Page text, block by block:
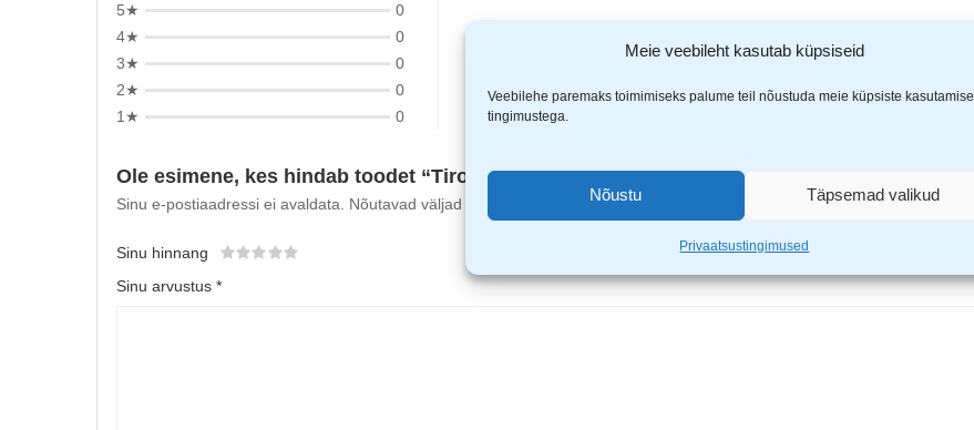
Meie veebileht kasutab küpsiseid
Veebilehe paremaks toimimiseks palume teil nõustuda meie küpsiste kasutamise
tingimustega.
Nõustu Täpsemad valikud
Privaatsustingimused
5★
0
4★
0
3★
0
2★
0
1★
0
Ole esimene, kes hindab toodet “Tiross laetav matkalamp TS-1987”
Sinu e-postiaadressi ei avaldata. Nõutavad väljad on tähistatud
Sinu hinnang
Sinu arvustus *